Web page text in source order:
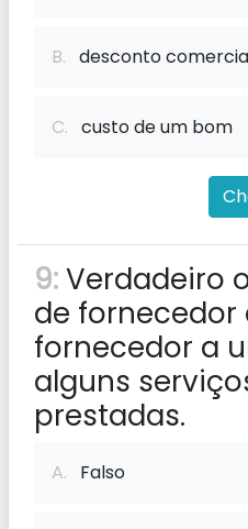
B. desconto
C. custo de um bom
9:Verdadeiro
de fornecedor
fornecedor a
alguns
prestadas.
A. Falso